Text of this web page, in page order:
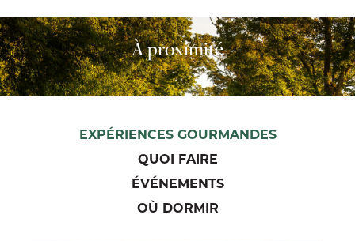
À proximité
EXPÉRIENCES GOURMANDES
QUOI FAIRE
ÉVÉNEMENTS
OÙ DORMIR